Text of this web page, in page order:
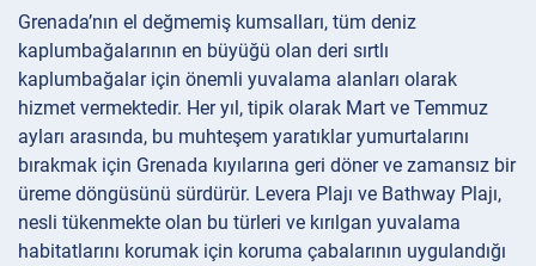
Grenada’nın el değmemiş kumsalları, tüm deniz
kaplumbağalarının en büyüğü olan deri sırtlı
kaplumbağalar için önemli yuvalama alanları olarak
hizmet vermektedir. Her yıl, tipik olarak Mart ve Temmuz
ayları arasında, bu muhteşem yaratıklar yumurtalarını
bırakmak için Grenada kıyılarına geri döner ve zamansız bir
üreme döngüsünü sürdürür. Levera Plajı ve Bathway Plajı,
nesli tükenmekte olan bu türleri ve kırılgan yuvalama
habitatlarını korumak için koruma çabalarının uygulandığı